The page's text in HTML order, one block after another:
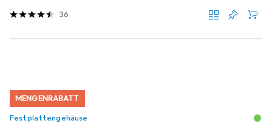
36
MENGENRABATT
Festplattengehäuse